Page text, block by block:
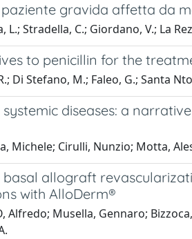
gravida affetta da
L.; Stradella, C.; Giordano, V.; La
to penicillin for the
Di Stefano, M.; Faleo, G.; Santa
diseases: a
Michele; Cirulli, Nunzio; Motta,
allograft
with AlloDerm®
Alfredo; Musella, Gennaro;